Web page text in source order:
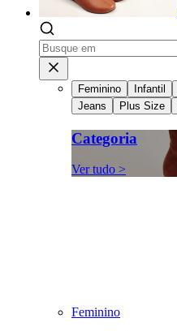
Feminino Infantil
Jeans
Plus Size
Categoria
Ver tudo >
Feminino